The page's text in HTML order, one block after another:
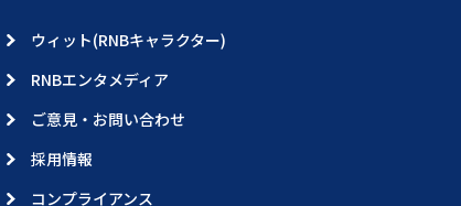
ウィット(RNBキャラクター)
RNBエンタメディア
ご意見・お問い合わせ
採用情報
コンプライアンス